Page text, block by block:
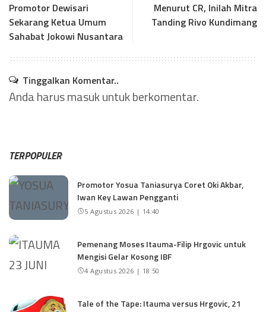
Promotor Dewisari
Sekarang Ketua Umum
Sahabat Jokowi Nusantara
Menurut CR, Inilah Mitra
Tanding Rivo Kundimang
Tinggalkan Komentar..
Anda harusmasukuntuk berkomentar.
TERPOPULER
Promotor Yosua Taniasurya Coret Oki Akbar,
Iwan Key Lawan Pengganti
5 Agustus 2026 | 14:40
Pemenang Moses Itauma-Filip Hrgovic untuk
Mengisi Gelar Kosong IBF
4 Agustus 2026 | 18:50
Tale of the Tape: Itauma versus Hrgovic, 21